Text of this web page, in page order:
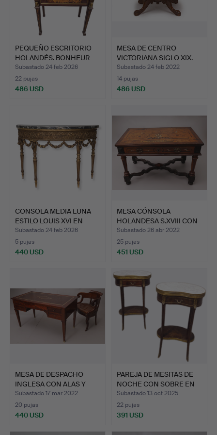
PEQUEÑO ESCRITORIO
HOLANDÉS. BONHEUR
DU JO…
Subastado 24 feb 2026
22 pujas
486 USD
MESA DE CENTRO
VICTORIANA SIGLO XIX.
En ra…
Subastado 24 feb 2022
14 pujas
486 USD
CONSOLA MEDIA LUNA
ESTILO LOUIS XVI EN
MAD…
Subastado 24 feb 2026
5 pujas
440 USD
MESA CÓNSOLA
HOLANDESA S.XVIII CON
INCRUST…
Subastado 26 abr 2022
25 pujas
451 USD
MESA DE DESPACHO
INGLESA CON ALAS Y
BUTACA.
Subastado 17 mar 2022
20 pujas
440 USD
PAREJA DE MESITAS DE
NOCHE CON SOBRE EN
MÁ…
Subastado 13 oct 2025
22 pujas
391 USD